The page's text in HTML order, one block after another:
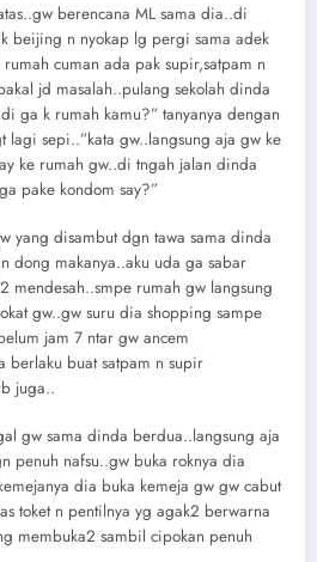
berencana ML sama dia..di
beijing n nyokap lg pergi sama adek
cuman ada pak supir,satpam n
jd masalah..pulang sekolah dinda
ga k rumah kamu?” tanyanya dengan
lagi sepi..”kata gw..langsung aja gw ke
ke rumah gw..di tngah jalan dinda
pake kondom say?”
yang disambut dgn tawa sama dinda
dong makanya..aku uda ga sabar
mendesah..smpe rumah gw langsung
gw..gw suru dia shopping sampe
jam 7 ntar gw ancem
berlaku buat satpam n supir
juga..
gw sama dinda berdua..langsung aja
penuh nafsu..gw buka roknya dia
dia buka kemeja gw gw cabut
toket n pentilnya yg agak2 berwarna
membuka2 sambil cipokan penuh